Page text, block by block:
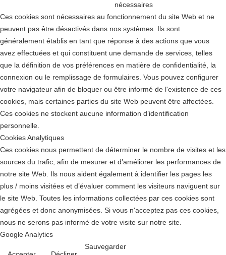
nécessaires
Ces cookies sont nécessaires au fonctionnement du site Web et ne
peuvent pas être désactivés dans nos systèmes. Ils sont
généralement établis en tant que réponse à des actions que vous
avez effectuées et qui constituent une demande de services, telles
que la définition de vos préférences en matière de confidentialité, la
connexion ou le remplissage de formulaires. Vous pouvez configurer
votre navigateur afin de bloquer ou être informé de l'existence de ces
cookies, mais certaines parties du site Web peuvent être affectées.
Ces cookies ne stockent aucune information d’identification
personnelle.
Cookies Analytiques
Ces cookies nous permettent de déterminer le nombre de visites et les
sources du trafic, afin de mesurer et d’améliorer les performances de
notre site Web. Ils nous aident également à identifier les pages les
plus / moins visitées et d’évaluer comment les visiteurs naviguent sur
le site Web. Toutes les informations collectées par ces cookies sont
agrégées et donc anonymisées. Si vous n'acceptez pas ces cookies,
nous ne serons pas informé de votre visite sur notre site.
Google Analytics
Sauvegarder